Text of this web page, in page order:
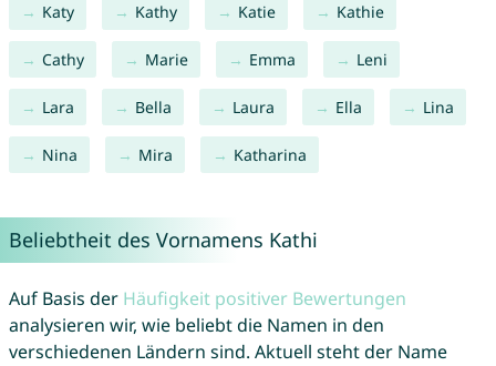
Katy Kathy Katie Kathie
Cathy Marie Emma Leni
Lara Bella Laura Ella Lina
Nina Mira Katharina
Beliebtheit des Vornamens Kathi
Auf Basis der Häufigkeit positiver Bewertungen
analysieren wir, wie beliebt die Namen in den
verschiedenen Ländern sind. Aktuell steht der Name